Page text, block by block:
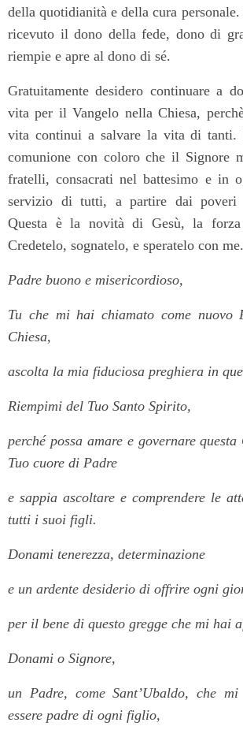
della quotidianità e della cura
ricevuto il dono della fede, dono di
riempie e apre al dono di sé.
Gratuitamente desidero continuare a
vita per il Vangelo nella Chiesa,
vita continui a salvare la vita di tanti.
comunione con coloro che il Signore
fratelli, consacrati nel battesimo e in
servizio di tutti, a partire dai poveri
Questa è la novità di Gesù, la
Credetelo, sognatelo, e speratelo con me.
Padre buono e misericordioso,
Tu che mi hai chiamato come nuovo
Chiesa,
ascolta la mia fiduciosa preghiera in
Riempimi del Tuo Santo Spirito,
perché possa amare e governare
Tuo cuore di Padre
e sappia ascoltare e comprendere le
tutti i suoi figli.
Donami tenerezza, determinazione
e un ardente desiderio di offrire ogni
per il bene di questo gregge che mi hai
Donami o Signore,
un Padre, come Sant’Ubaldo, che
essere padre di ogni figlio,